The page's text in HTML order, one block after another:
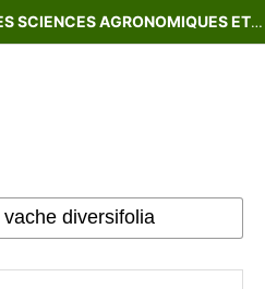
REVUE MAROCAINE DES SCIENCES AGRONOMIQUES ET VÉTÉRINAIRES